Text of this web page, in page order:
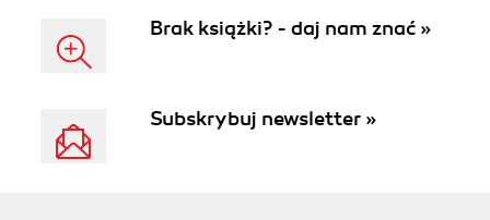
Brak książki? - daj nam znać »
Subskrybuj newsletter »